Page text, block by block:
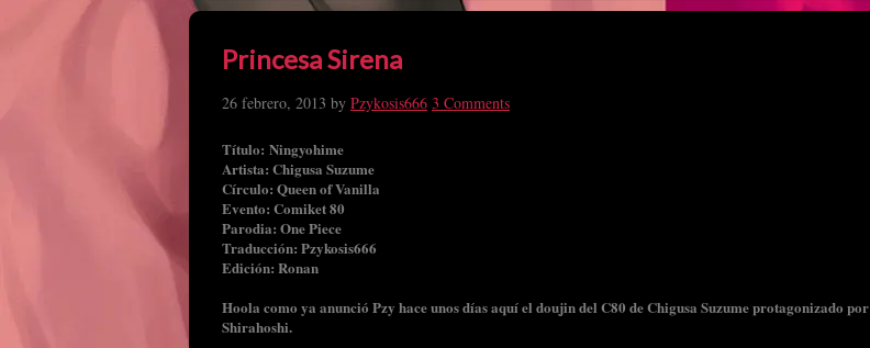
Princesa Sirena
26 febrero, 2013 by Pzykosis666 3 Comments
Título: Ningyohime
Artista: Chigusa Suzume
Círculo: Queen of Vanilla
Evento: Comiket 80
Parodia: One Piece
Traducción: Pzykosis666
Edición: Ronan
Hoola como ya anunció Pzy hace unos días aquí el doujin del C80 de Chigusa Suzume protagonizado por
Shirahoshi.